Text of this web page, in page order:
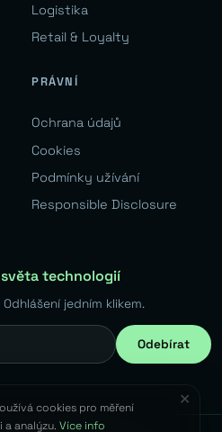
Logistika
Retail & Loyalty
PRÁVNÍ
Ochrana údajů
Cookies
Podmínky užívání
Responsible Disclosure
technologií
jedním klikem.
Odebírat
✕
cookies pro měření
a analýzu.Více info